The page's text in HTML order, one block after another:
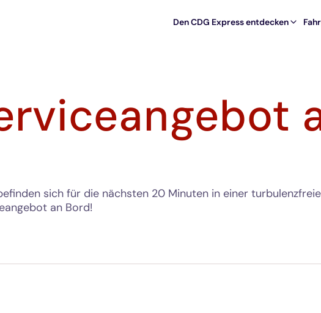
Den CDG Express entdecken
sich für die nächsten 20 Minuten in einer
an Bord!